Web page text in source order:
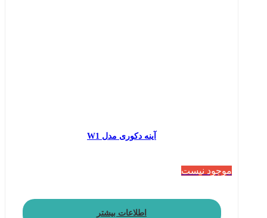
آینه دکوری مدل W1
موجود نیست
اطلاعات بیشتر